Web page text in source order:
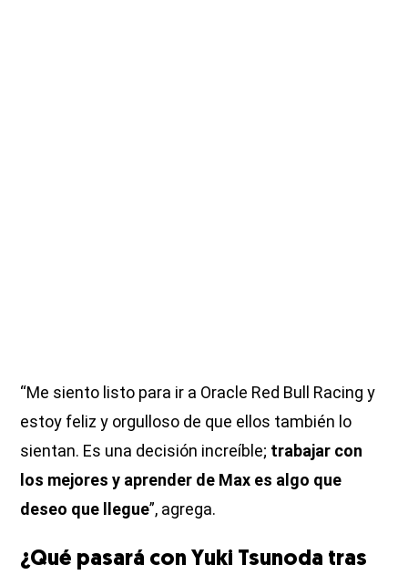
“Me siento listo para ir a Oracle Red Bull Racing y
estoy feliz y orgulloso de que ellos también lo
sientan. Es una decisión increíble; trabajar con
los mejores y aprender de Max es algo que
deseo que llegue”, agrega.
¿Qué pasará con Yuki Tsunoda tras